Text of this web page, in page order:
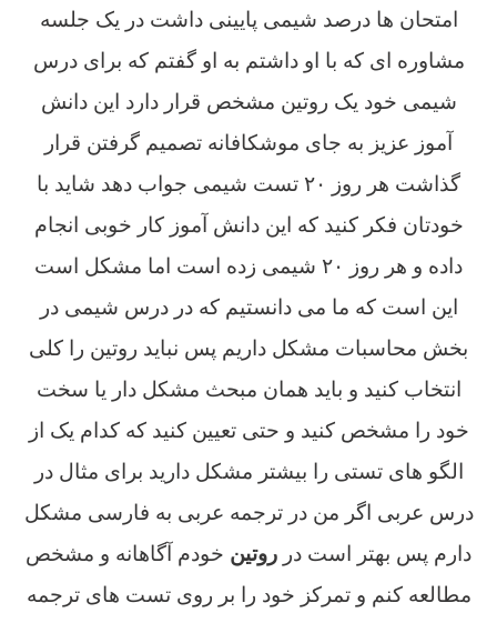
امتحان ها درصد شیمی پایینی داشت در یک جلسه
مشاوره ای که با او داشتم به او گفتم که برای درس
شیمی خود یک روتین مشخص قرار دارد این دانش
آموز عزیز به جای موشکافانه تصمیم گرفتن قرار
گذاشت هر روز ۲۰ تست شیمی جواب دهد شاید با
خودتان فکر کنید که این دانش آموز کار خوبی انجام
داده و هر روز ۲۰ شیمی زده است اما مشکل است
این است که ما می دانستیم که در درس شیمی در
بخش محاسبات مشکل داریم پس نباید روتین را کلی
انتخاب کنید و باید همان مبحث مشکل دار یا سخت
خود را مشخص کنید و حتی تعیین کنید که کدام یک از
الگو های تستی را بیشتر مشکل دارید برای مثال در
درس عربی اگر من در ترجمه عربی به فارسی مشکل
دارم پس بهتر است در روتین خودم آگاهانه و مشخص
مطالعه کنم و تمرکز خود را بر روی تست های ترجمه